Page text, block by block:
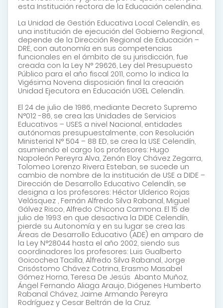
esta Institución rectora de la Educación celendina.
La Unidad de Gestión Educativa Local Celendín, es
una institución de ejecución del Gobierno Regional,
depende de la Dirección Regional de Educación –
DRE, con autonomía en sus competencias
funcionales en el ámbito de su jurisdicción, fue
creada con la Ley N° 29626, Ley del Presupuesto
Público para el año fiscal 2011, como lo indica la
Vigésima Novena disposición final la creación
Unidad Ejecutora en Educación UGEL Celendín.
El 24 de julio de 1986, mediante Decreto Supremo
N°012 -86, se crea las Unidades de Servicios
Educativos – USES a nivel Nacional, entidades
autónomas presupuestalmente, con Resolución
Ministerial N° 504 – 88 ED, se crea la USE Celendín,
asumiendo el cargo los profesores: Hugo
Napoleón Pereyra Alva, Zenón Eloy Chávez Zegarra,
Tolomeo Lorenzo Rivera Esteban, se sucede un
cambio de nombre de la institución de USE a DIDE –
Dirección de Desarrollo Educativo Celendín, se
designa a los profesores: Héctor Ulderico Rojas
Velásquez , Fernán Alfredo Silva Rabanal, Miguel
Gálvez Risco, Alfredo Chicona Carmona. El 15 de
julio de 1993 en que desactiva la DIDE Celendín,
pierde su Autonomía y en su lugar se crea las
Áreas de Desarrollo Educativo (ADE) en amparo de
la Ley N°28044 hasta el año 2002, siendo sus
coordinadores los profesores: Luis Gualberto
Goicochea Tacilla, Alfredo Silva Rabanal, Jorge
Crisóstomo Chávez Cotrina, Erasmo Masabel
Gómez Horna, Teresa De Jesús Abanto Muñoz,
Ángel Fernando Aliaga Araujo, Diógenes Humberto
Rabanal Chávez, Jaime Armando Pereyra
Rodríguez y Cesar Beltrán de la Cruz.